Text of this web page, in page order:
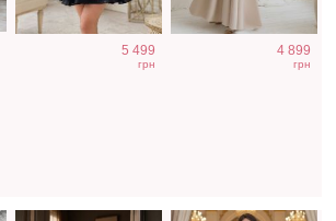
5 499
грн
4 899
грн
Вечернее платье
молочного цвета
Длинное белое
вечернее платье
на запах для